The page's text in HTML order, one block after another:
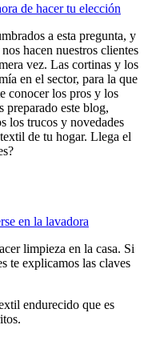
de hacer tu elección
a esta pregunta, y
hacen nuestros clientes
vez. Las cortinas y los
en el sector, para la que
conocer los pros y los
preparado este blog,
los trucos y novedades
de tu hogar. Llega el
en la lavadora
limpieza en la casa. Si
te explicamos las claves
endurecido que es